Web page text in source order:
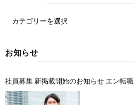
お知らせ
社員募集 新掲載開始のお知らせ エン転職